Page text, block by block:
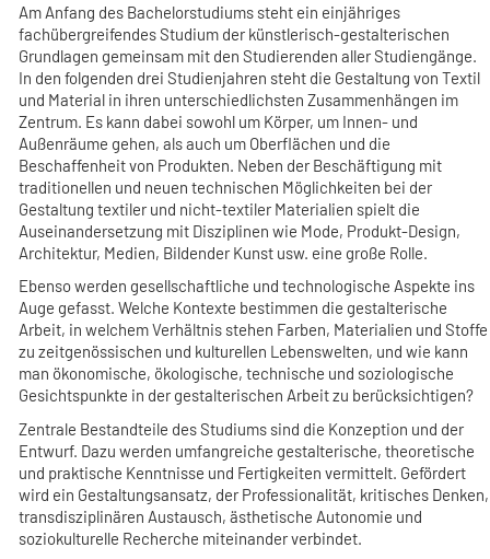
Am Anfang des Bachelorstudiums steht ein einjähriges
fachübergreifendes Studium der künstlerisch-gestalterischen
Grundlagen gemeinsam mit den Studierenden aller Studiengänge.
In den folgenden drei Studienjahren steht die Gestaltung von Textil
und Material in ihren unterschiedlichsten Zusammenhängen im
Zentrum. Es kann dabei sowohl um Körper, um Innen- und
Außenräume gehen, als auch um Oberflächen und die
Beschaffenheit von Produkten. Neben der Beschäftigung mit
traditionellen und neuen technischen Möglichkeiten bei der
Gestaltung textiler und nicht-textiler Materialien spielt die
Auseinandersetzung mit Disziplinen wie Mode, Produkt-Design,
Architektur, Medien, Bildender Kunst usw. eine große Rolle.
Ebenso werden gesellschaftliche und technologische Aspekte ins
Auge gefasst. Welche Kontexte bestimmen die gestalterische
Arbeit, in welchem Verhältnis stehen Farben, Materialien und Stoffe
zu zeitgenössischen und kulturellen Lebenswelten, und wie kann
man ökonomische, ökologische, technische und soziologische
Gesichtspunkte in der gestalterischen Arbeit zu berücksichtigen?
Zentrale Bestandteile des Studiums sind die Konzeption und der
Entwurf. Dazu werden umfangreiche gestalterische, theoretische
und praktische Kenntnisse und Fertigkeiten vermittelt. Gefördert
wird ein Gestaltungsansatz, der Professionalität, kritisches Denken,
transdisziplinären Austausch, ästhetische Autonomie und
soziokulturelle Recherche miteinander verbindet.